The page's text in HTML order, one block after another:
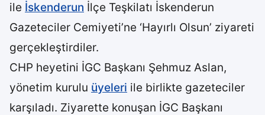
ile İskenderun İlçe Teşkilatı İskenderun
Gazeteciler Cemiyeti’ne ‘Hayırlı Olsun’ ziyareti
gerçekleştirdiler.
CHP heyetini İGC Başkanı Şehmuz Aslan,
yönetim kurulu üyeleri ile birlikte gazeteciler
karşıladı. Ziyarette konuşan İGC Başkanı